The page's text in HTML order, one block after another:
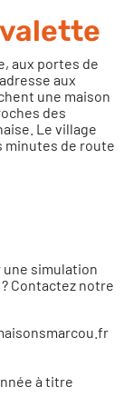
aux portes de
aux
une maison
des
Le village
minutes de route
simulation
Contactez notre
à titre